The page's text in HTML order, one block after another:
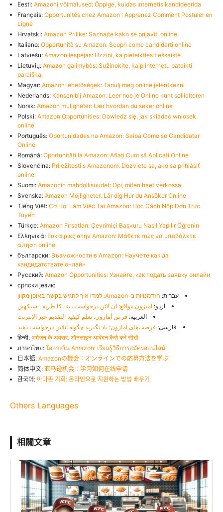
Eesti: Amazoni võimalused: Õppige, kuidas internetis kandideerida
Français: Opportunités chez Amazon : Apprenez Comment Postuler en
Ligne
Hrvatski: Amazon Prilike: Saznajte kako se prijaviti online
Italiano: Opportunità su Amazon: Scopri come candidarti online
Latviešu: Amazon iespējas: Uzzini, kā pieteikties tiešsaistē
Lietuvių: Amazon galimybės: Sužinokite, kaip internetu pateikti
paraišką
Magyar: Amazon lehetőségek: Tanulj meg online jelentkezni
Nederlands: Kansen bij Amazon: Leer hoe je Online kunt solliciteren
Norsk: Amazon muligheter: Lær hvordan du søker online
Polski: Amazon Opportunities: Dowiedz się, jak składać wniosek
online
Português: Oportunidades na Amazon: Saiba Como se Candidatar
Online
Română: Oportunități la Amazon: Aflați Cum să Aplicați Online
Slovenčina: Príležitosti s Amazonom: Dozviete sa, ako sa prihlásiť
online
Suomi: Amazonin mahdollisuudet: Opi, miten haet verkossa
Svenska: Amazon Möjligheter: Lär dig Hur du Ansöker Online
Tiếng Việt: Cơ Hội Làm Việc Tại Amazon: Học Cách Nộp Đơn Trực
Tuyến
Türkçe: Amazon Fırsatları: Çevrimiçi Başvuru Nasıl Yapılır Öğrenin
Ελληνικά: Ευκαιρίες στην Amazon: Μάθετε πώς να υποβάλετε
αίτηση online
български: Възможности в Amazon: Научете как да
кандидатствате онлайн
Русский: Amazon Opportunities: Узнайте, как подать заявку онлайн
српски језик:
עברית: הזדמנויות ב-Amazon: למדו איך להגיש בקשה באופן מקוון
اردو: آمیزون مواقع: آن لائن درخواست دینے کا طریقہ سیکھیں
العربية: فرص أمازون: تعلم كيفية التقديم عبر الإنترنت
فارسی: فرصت‌های آمازون: یاد بگیرید چگونه آنلاین درخواست دهید
हिन्दी: अमेज़न के अवसर: ऑनलाइन आवेदन कैसे करें सीखें
ภาษาไทย: โอกาสใน Amazon: เรียนรู้วิธีการสมัครออนไลน์
日本語: Amazonの機会：オンラインでの応募方法を学ぶ
简体中文: 亚马逊机会：学习如何在线申请
한국어: 아마존 기회: 온라인으로 지원하는 방법 배우기
Others Languages
相關文章